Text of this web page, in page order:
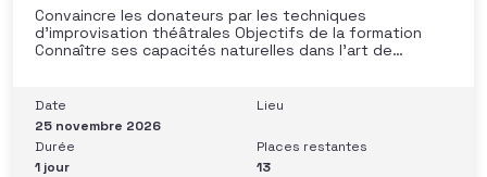
Convaincre les donateurs par les techniques
d’improvisation théâtrales Objectifs de la formation
Connaître ses capacités naturelles dans l’art de
conviction et sur quoi elle se fonde (mots, attitude, …),
quelle est sa situation de
Date
25 novembre 2026
Lieu
Durée
1 jour
Places restantes
13